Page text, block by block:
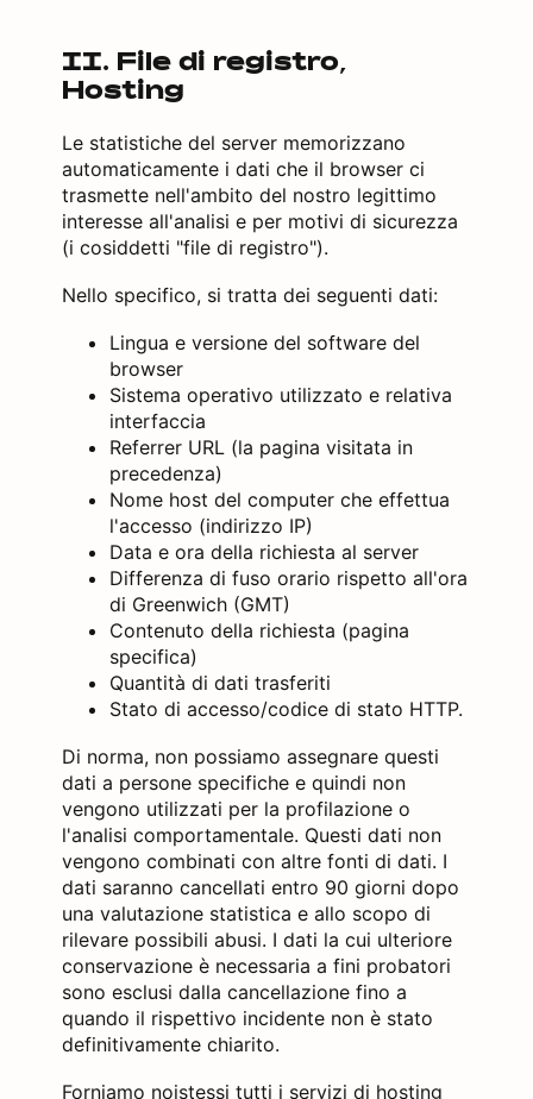
II. File di registro,
Hosting
Le statistiche del server memorizzano
automaticamente i dati che il browser ci
trasmette nell'ambito del nostro legittimo
interesse all'analisi e per motivi di sicurezza
(i cosiddetti "file di registro").
Nello specifico, si tratta dei seguenti dati:
Lingua e versione del software del
browser
Sistema operativo utilizzato e relativa
interfaccia
Referrer URL (la pagina visitata in
precedenza)
Nome host del computer che effettua
l'accesso (indirizzo IP)
Data e ora della richiesta al server
Differenza di fuso orario rispetto all'ora
di Greenwich (GMT)
Contenuto della richiesta (pagina
specifica)
Quantità di dati trasferiti
Stato di accesso/codice di stato HTTP.
Di norma, non possiamo assegnare questi
dati a persone specifiche e quindi non
vengono utilizzati per la profilazione o
l'analisi comportamentale. Questi dati non
vengono combinati con altre fonti di dati. I
dati saranno cancellati entro 90 giorni dopo
una valutazione statistica e allo scopo di
rilevare possibili abusi. I dati la cui ulteriore
conservazione è necessaria a fini probatori
sono esclusi dalla cancellazione fino a
quando il rispettivo incidente non è stato
definitivamente chiarito.
Forniamo noistessi tutti i servizi di hosting